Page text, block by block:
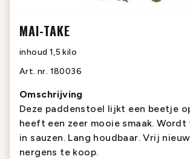
MAI-TAKE
inhoud 1,5 kilo
Art. nr. 180036
Omschrijving
Deze paddenstoel lijkt een beetje
heeft een zeer mooie smaak. Wordt
in sauzen. Lang houdbaar. Vrij
nergens te koop.